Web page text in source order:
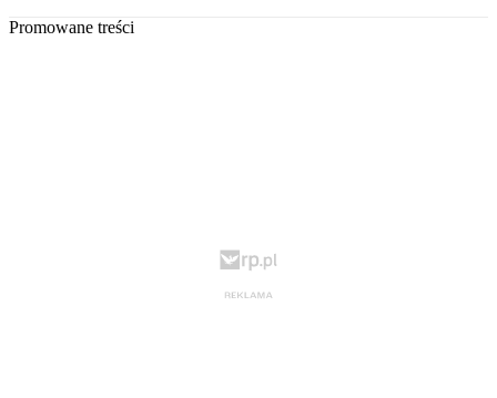
Promowane treści